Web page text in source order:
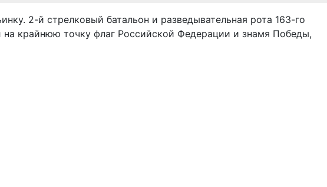
2-й стрелковый батальон и разведывательная рота 163-го
крайнюю точку флаг Российской Федерации и знамя Победы,